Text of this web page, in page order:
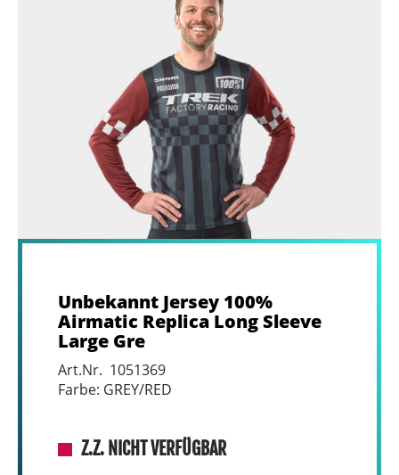
Unbekannt Jersey 100%
Airmatic Replica Long Sleeve
Large Gre
Art.Nr. 1051369
Farbe: GREY/RED
Z.Z. NICHT VERFÜGBAR